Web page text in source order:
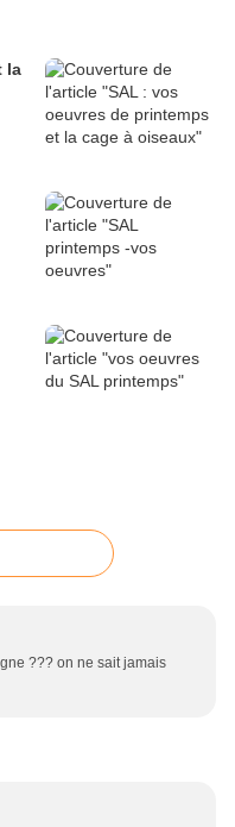
la
??? on ne sait jamais